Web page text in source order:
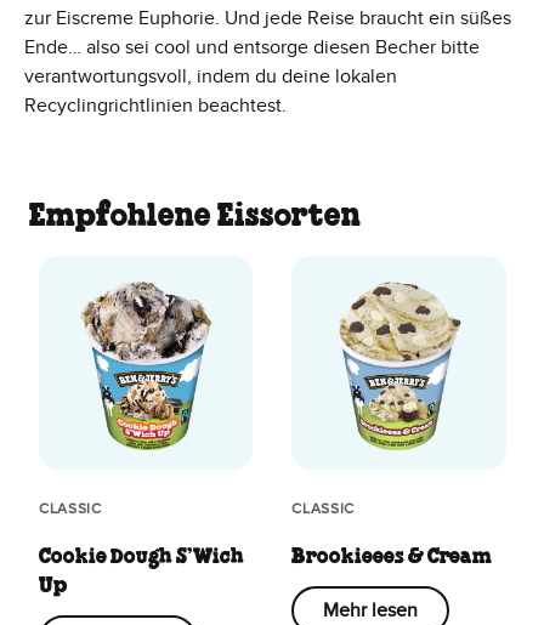
zur Eiscreme Euphorie. Und jede Reise braucht ein süßes
Ende… also sei cool und entsorge diesen Becher bitte
verantwortungsvoll, indem du deine lokalen
Recyclingrichtlinien beachtest.
Empfohlene Eissorten
CLASSIC
Cookie Dough S’Wich
Up
CLASSIC
Brookieees & Cream
Mehr lesen